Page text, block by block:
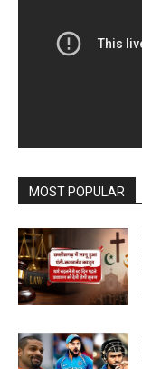
MOST POPULAR